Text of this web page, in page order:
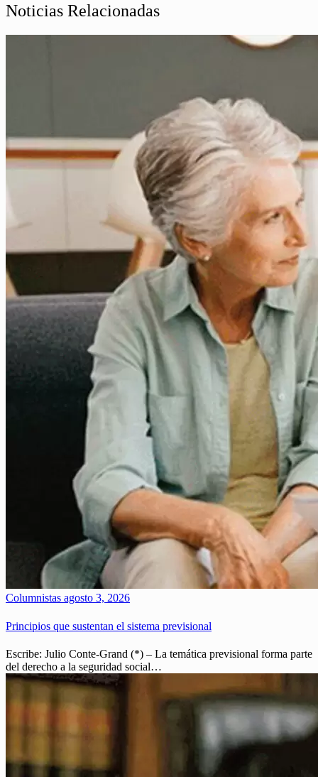
Noticias Relacionadas
Columnistas agosto 3, 2026
Principios que sustentan el sistema previsional
Escribe: Julio Conte-Grand (*) – La temática previsional forma parte
del derecho a la seguridad social…